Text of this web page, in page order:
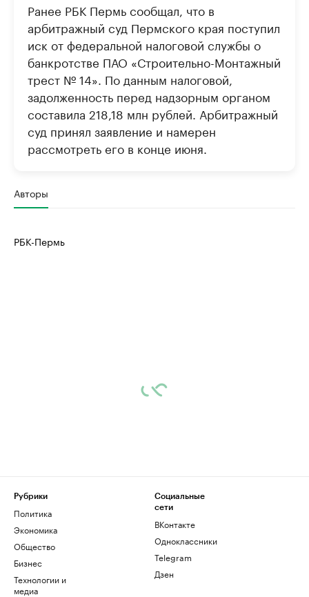
Ранее РБК Пермь сообщал, что в
арбитражный суд Пермского края поступил
иск от федеральной налоговой службы о
банкротстве ПАО «Строительно-Монтажный
трест № 14». По данным налоговой,
задолженность перед надзорным органом
составила 218,18 млн рублей. Арбитражный
суд принял заявление и намерен
рассмотреть его в конце июня.
Авторы
РБК-Пермь
Рубрики
Политика
Экономика
Общество
Бизнес
Технологии и
медиа
Социальные
сети
ВКонтакте
Одноклассники
Telegram
Дзен